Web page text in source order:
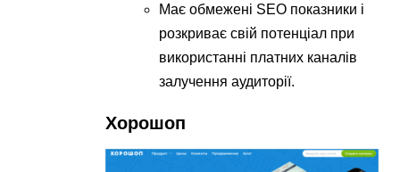
Має обмежені SEO показники і
розкриває свій потенціал при
використанні платних каналів
залучення аудиторії.
Хорошоп